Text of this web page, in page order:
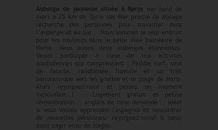
Auberge de jeunesse située à Nerja (en bord de
mer) à 25 km de Torre del Mar proche de Malaga
recherche des personnes pour travailler dans
l’auberge et au bar. Nous sommes le seul endroit
pour les routards dans la belle ville balnéaire de
Nerja. Nous avons deux auberges étonnantes.
Venez participer à l'une de nos activités
quotidiennes qui comprennent : Paddle surf, saut
de falaise, randonnée fluviale et un trek
panoramique vers les grottes et la plage de Maro.
Alors rejoignez-nous et passez un moment
incroyable ! Logement gratuit et petite
rémunération... anglais de base demandé... idéal
si vous voulez apprendre l'espagnol et rencontrer
de nouvelles personnes, rejoignez-nous! Il peux
aussi s'agir aussi de stages.